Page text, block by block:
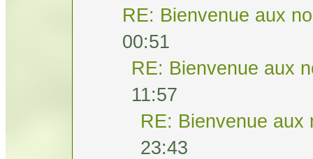
RE: Bienvenue aux
00:51
RE: Bienvenue aux
11:57
RE: Bienvenue aux
23:43